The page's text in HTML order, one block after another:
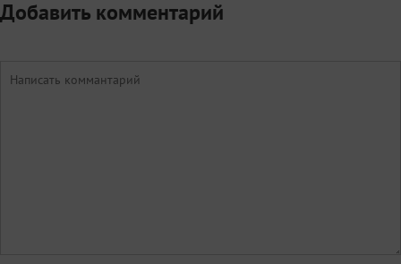
Добавить комментарий